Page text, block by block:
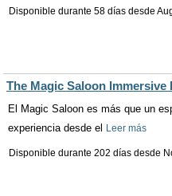
Disponible durante 58 días desde
The Magic Saloon
El Magic Saloon es más que un
experiencia desde el
Leer más
Disponible durante 202 días desde